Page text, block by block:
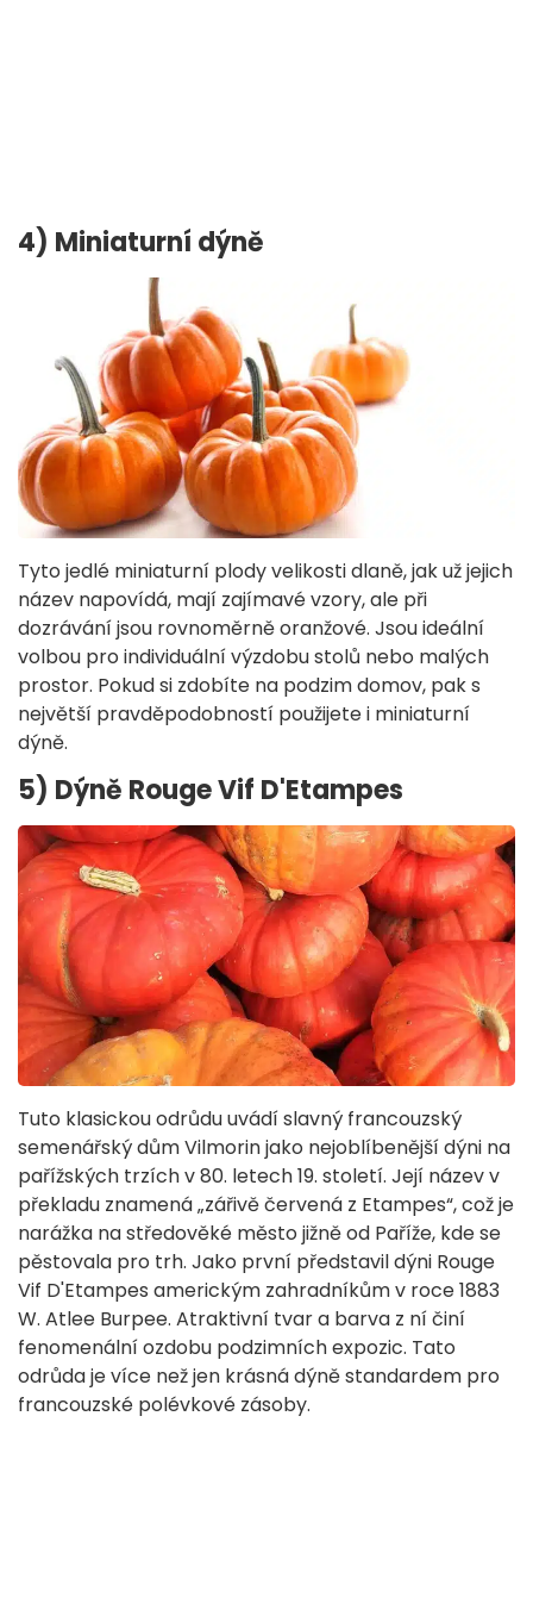
4) Miniaturní dýně
Tyto jedlé miniaturní plody velikosti dlaně, jak už jejich
název napovídá, mají zajímavé vzory, ale při
dozrávání jsou rovnoměrně oranžové. Jsou ideální
volbou pro individuální výzdobu stolů nebo malých
prostor. Pokud si zdobíte na podzim domov, pak s
největší pravděpodobností použijete i miniaturní
dýně.
5) Dýně Rouge Vif D'Etampes
Tuto klasickou odrůdu uvádí slavný francouzský
semenářský dům Vilmorin jako nejoblíbenější dýni na
pařížských trzích v 80. letech 19. století. Její název v
překladu znamená „zářivě červená z Etampes“, což je
narážka na středověké město jižně od Paříže, kde se
pěstovala pro trh. Jako první představil dýni Rouge
Vif D'Etampes americkým zahradníkům v roce 1883
W. Atlee Burpee. Atraktivní tvar a barva z ní činí
fenomenální ozdobu podzimních expozic. Tato
odrůda je více než jen krásná dýně standardem pro
francouzské polévkové zásoby.